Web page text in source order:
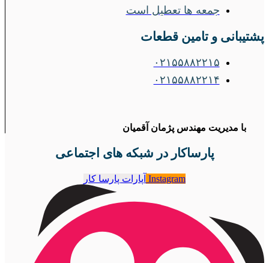
جمعه ها تعطیل است
پشتیبانی و تامین قطعات
۰۲۱۵۵۸۸۲۲۱۵
۰۲۱۵۵۸۸۲۲۱۴
با مدیریت مهندس پژمان آقمیان
پارساکار در شبکه های اجتماعی
Instagram آپارات پارسا کار